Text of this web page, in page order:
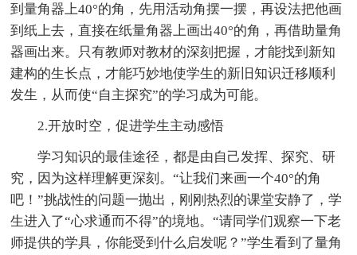
到量角器上40°的角，先用活动角摆一摆，再设法把他画
到纸上去，直接在纸量角器上画出40°的角，再借助量角
器画出来。只有教师对教材的深刻把握，才能找到新知
建构的生长点，才能巧妙地使学生的新旧知识迁移顺利
发生，从而使“自主探究”的学习成为可能。
2.开放时空，促进学生主动感悟
学习知识的最佳途径，都是由自己发挥、探究、研
究，因为这样理解更深刻。“让我们来画一个40°的角
吧！”挑战性的问题一抛出，刚刚热烈的课堂安静了，学
生进入了“心求通而不得”的境地。“请同学们观察一下老
师提供的学具，你能受到什么启发呢？”学生看到了量角